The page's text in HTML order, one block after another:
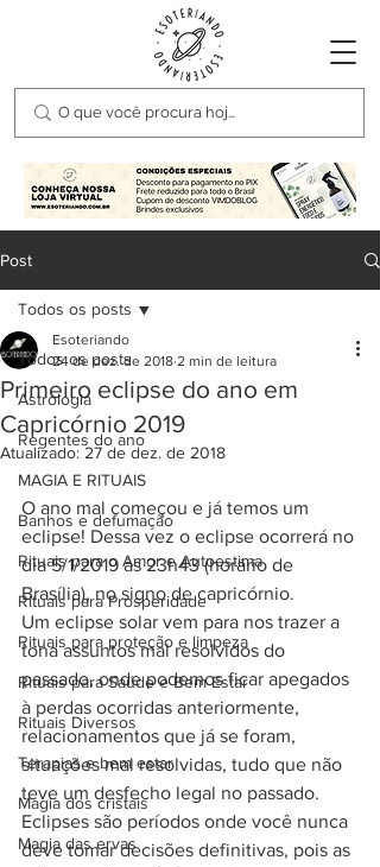
Post
Todos os posts
Astrologia
Regentes do ano
MAGIA E RITUAIS
Banhos e defumação
Rituais para o Amor e Autoestima
Rituais para Prosperidade
Rituais para proteção e limpeza
Rituais para Saúde e Bem Estar
Rituais Diversos
Terapias e bem estar
Magia dos cristais
Magia das ervas
Todos os posts
Primeiro eclipse do ano em
Capricórnio 2019
Esoteriando
24 de dez. de 2018 2 min de leitura
Atualizado: 27 de dez. de 2018
O ano mal começou e já temos um
eclipse! Dessa vez o eclipse ocorrerá no
dia 5/1/2019 às 23h43 (horário de
Brasília), no signo de capricórnio.
Um eclipse solar vem para nos trazer a
tona assuntos mal resolvidos do
passado, onde podemos ficar apegados
à perdas ocorridas anteriormente,
relacionamentos que já se foram,
situações mal resolvidas, tudo que não
teve um desfecho legal no passado.
Eclipses são períodos onde você nunca
deve tomar decisões definitivas, pois as